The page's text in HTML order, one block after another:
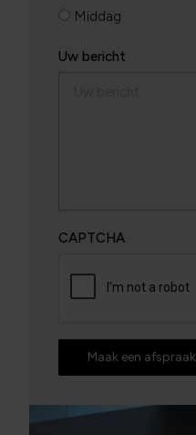
Middag
Uw bericht
CAPTCHA
Maak een afspraak